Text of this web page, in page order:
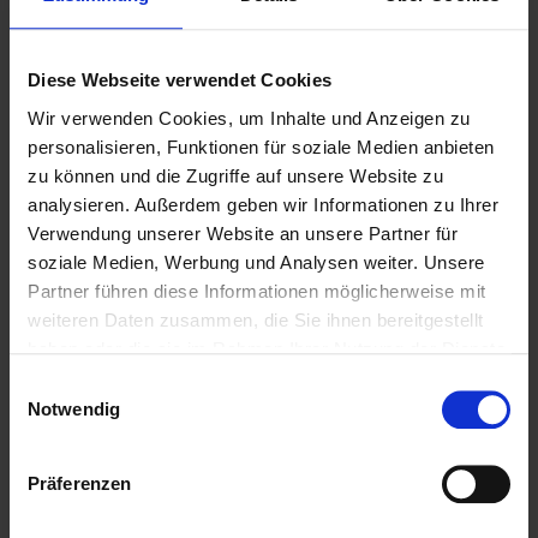
Diese Webseite verwendet Cookies
Wir verwenden Cookies, um Inhalte und Anzeigen zu
personalisieren, Funktionen für soziale Medien anbieten
zu können und die Zugriffe auf unsere Website zu
analysieren. Außerdem geben wir Informationen zu Ihrer
Verwendung unserer Website an unsere Partner für
soziale Medien, Werbung und Analysen weiter. Unsere
Partner führen diese Informationen möglicherweise mit
weiteren Daten zusammen, die Sie ihnen bereitgestellt
Notwendig
Präferenzen
Belegausgabepflichtwird mit SCHAPFL
zukunftsorientiert und umweltschonend umgesetzt.
Statt gedruckter Bons können Kunden über das
SCHAPFL Kassensystem eineneBon via QR-
Codedirekt auf ihrem Smartphone erhalten –
ganz nach Wunsch auch weiterhin mit Papierbon.
Diese moderne Lösung spart Kosten, reduziert
Papiermüll und trägt aktiv zum Umweltschutz bei.
Arbeiten
kompetenten Partner an seiner Seite: